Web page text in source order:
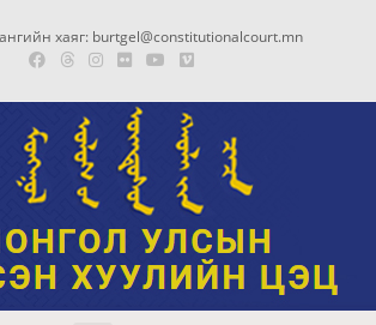
хаяг: burtgel@constitutionalcourt.mn